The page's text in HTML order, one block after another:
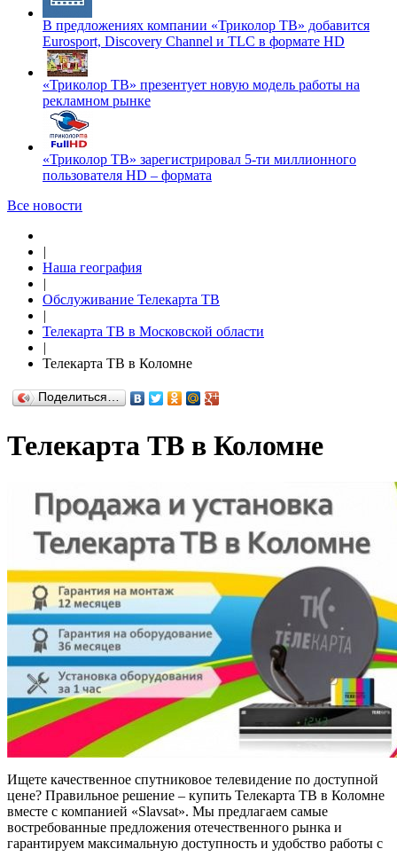
В предложениях компании «Триколор ТВ» добавится
Eurosport, Discovery Channel и TLC в формате HD
«Триколор ТВ» презентует новую модель работы на
рекламном рынке
«Триколор ТВ» зарегистрировал 5-ти миллионного
пользователя HD – формата
Все новости
|
Наша география
|
Обслуживание Телекарта ТВ
|
Телекарта ТВ в Московской области
|
Телекарта ТВ в Коломне
Поделиться…
Телекарта ТВ в Коломне
Ищете качественное спутниковое телевидение по доступной
цене? Правильное решение – купить Телекарта ТВ в Коломне
вместе с компанией «Slavsat». Мы предлагаем самые
востребованные предложения отечественного рынка и
гарантируем максимальную доступность и удобство работы с